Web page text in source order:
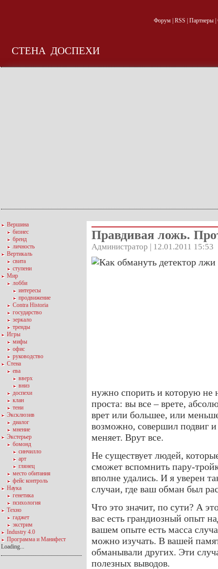
Форум| RSS Партнеры|
СТЕНА ДОСПЕХИ
Правдивая ложь.
Администратор | 12.01.2011 15:53
нужно спорить и которую не
проста: вы все – врете,
врет или большее, или
возможно, совершил подвиг
меняет. Врут все.
Не существует людей,
сможет вспомнить пару-
вполне удались. И я уверен
случаи, где ваш обман был
Что это значит, по сути? А
вас есть грандиозный опыт
вашем опыте есть масса
можно изучать. В вашей
обманывали других. Эти
полезных выводов.
Вершина
бизнес
бренд
личность
Вертикаль
свита
ступени
Мир
лобби
интересы
продвижение
Contra Historia
государство
зеркало
тренды
Игры
мифы
офис
руководство
Стена
ева
вверх
вниз
доспехи
клан
тени
Эксклюзив
диалог
мнение
Экстерьер
бомонд
синчилло
арт
глянец
место обитания
фейс контроль
Наука
генетика
психология
Техно
гаджет
экстрим
Industry 4.0
Программа и Манифест
Loading...